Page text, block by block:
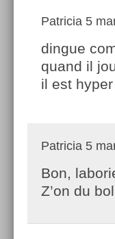
Patricia 5
dingue
quand il
il est
Patricia 5
Bon,
Z’on du